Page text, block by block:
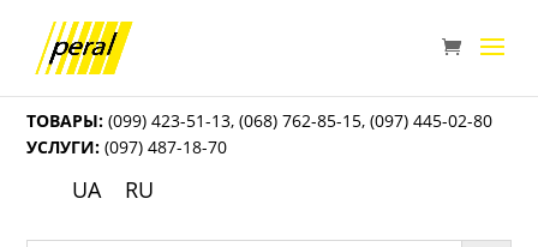
ТОВАРЫ: (099) 423-51-13,(068) 762-85-15,(097) 445-02-80
УСЛУГИ: (097) 487-18-70
UA RU